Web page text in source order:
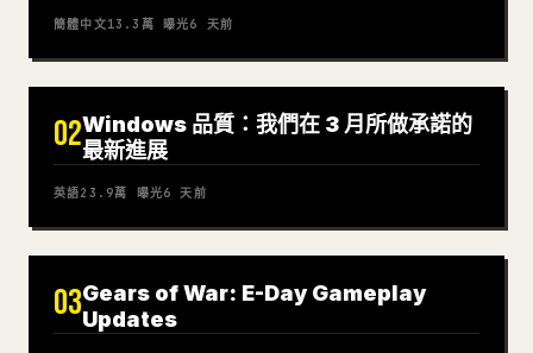
簡體中文13.3萬 曝光6 天前
02Windows 品質：我們在 3 月所做承諾的
最新進展
英語23.9萬 曝光6 天前
03Gears of War: E-Day Gameplay
Updates